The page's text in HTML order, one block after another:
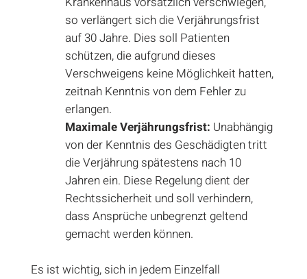
so verlängert sich die Verjährungsfrist
auf 30 Jahre. Dies soll Patienten
schützen, die aufgrund dieses
Verschweigens keine Möglichkeit hatten,
zeitnah Kenntnis von dem Fehler zu
erlangen.
Maximale Verjährungsfrist: Unabhängig
von der Kenntnis des Geschädigten tritt
die Verjährung spätestens nach 10
Jahren ein. Diese Regelung dient der
Rechtssicherheit und soll verhindern,
dass Ansprüche unbegrenzt geltend
gemacht werden können.
Es ist wichtig, sich in jedem Einzelfall